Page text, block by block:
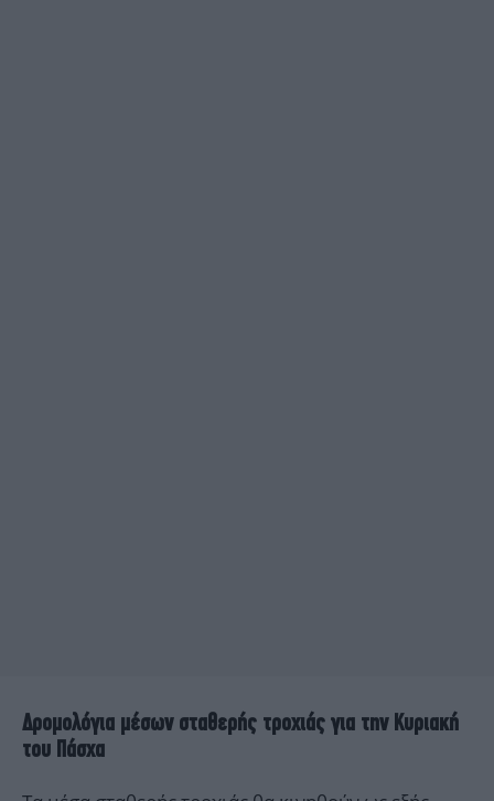
Δρομολόγια μέσων σταθερής τροχιάς για την Κυριακή
του Πάσχα